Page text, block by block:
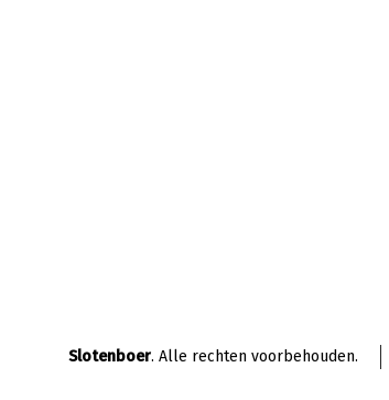
Slotenboer. Alle rechten voorbehouden.